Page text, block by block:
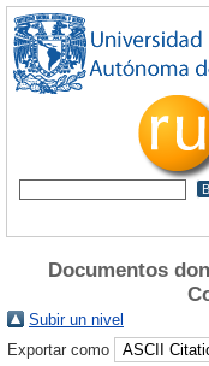
Documentos
Subir un nivel
Exportar como